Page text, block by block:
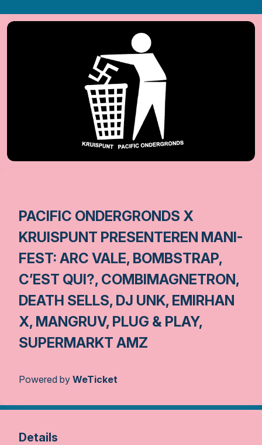
PACIFIC ONDERGRONDS X
KRUISPUNT PRESENTEREN MANI-
FEST: ARC VALE, BOMBSTRAP,
C’EST QUI?, COMBIMAGNETRON,
DEATH SELLS, DJ UNK, EMIRHAN
X, MANGRUV, PLUG & PLAY,
SUPERMARKT AMZ
Powered by WeTicket
Details